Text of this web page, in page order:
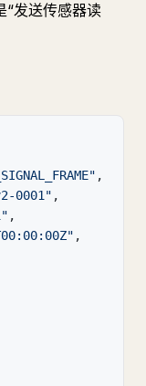
“发送传感器读
,
0001" ,
,
,